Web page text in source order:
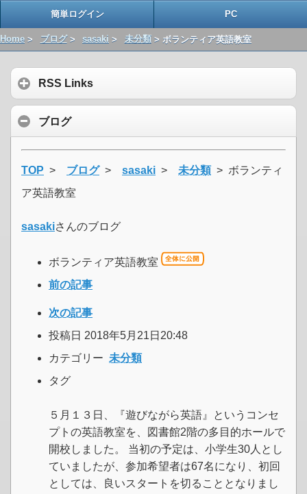
簡単ログイン PC
Home > ブログ> sasaki > 未分類> ボランティア英語教室
RSS Links
ブログ
TOP > ブログ> sasaki > 未分類> ボランティ
ア英語教室
sasakiさんのブログ
ボランティア英語教室
前の記事
次の記事
投稿日 2018年5月21日20:48
カテゴリー 未分類
タグ
５月１３日、『遊びながら英語』というコンセ
プトの英語教室を、図書館2階の多目的ホールで
開校しました。 当初の予定は、小学生30人とし
ていましたが、参加希望者は67名になり、初回
としては、良いスタートを切ることとなりまし